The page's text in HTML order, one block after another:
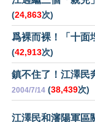
(24,863次)
爲裸而裸！「十面
(42,913次)
鎮不住了！江澤民
2004/7/14 (38,439次)
江澤民和瀋陽軍區